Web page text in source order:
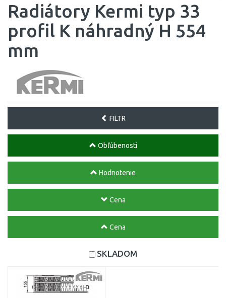
Radiátory Kermi typ 33
profil K náhradný H 554
mm
FILTR
Obľúbenosti
Hodnotenie
Cena
Cena
SKLADOM